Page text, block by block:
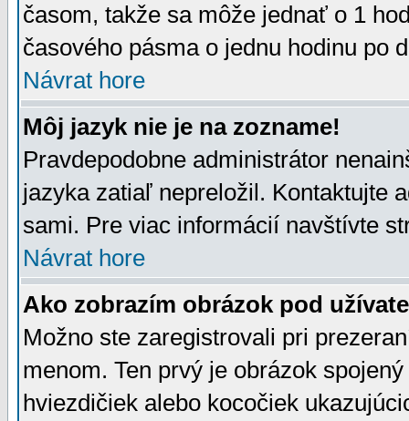
časom, takže sa môže jednať o 1
časového pásma o jednu hodinu po
Návrat hore
Môj jazyk nie je na zozname!
Pravdepodobne administrátor
jazyka zatiaľ nepreložil. Kontaktujte
sami. Pre viac informácií navštívte
Návrat hore
Ako zobrazím obrázok pod
Možno ste zaregistrovali pri
menom. Ten prvý je obrázok
hviezdičiek alebo kocočiek